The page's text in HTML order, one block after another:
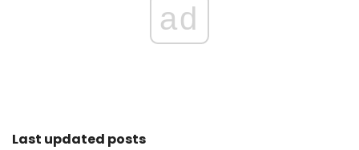
ad
Last updated posts